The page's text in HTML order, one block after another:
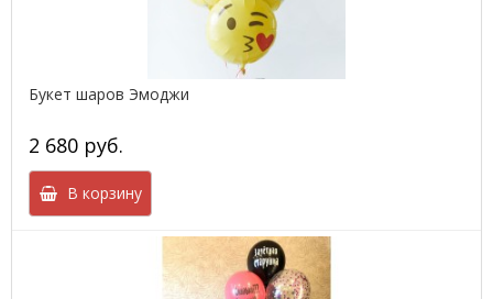
Букет шаров Эмоджи
2 680 руб.
В корзину